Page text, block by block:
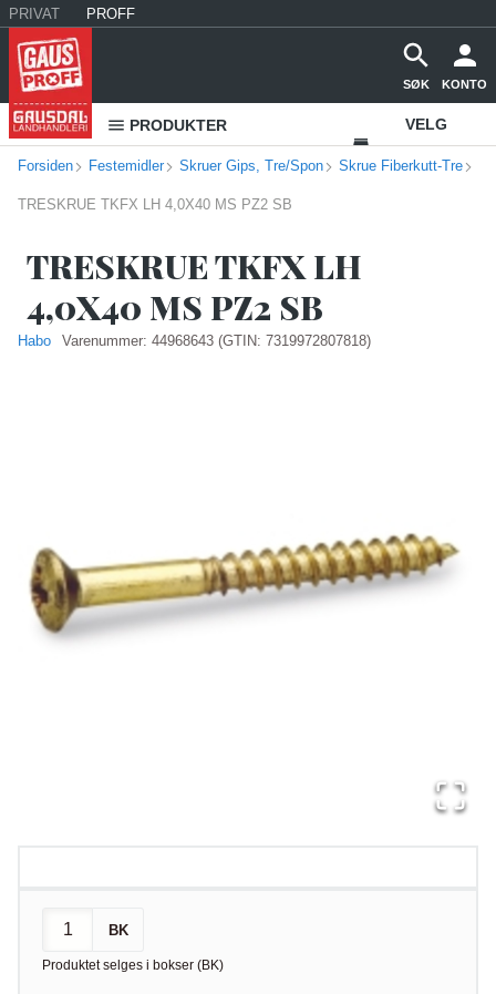
PRIVAT PROFF
SØK KONTO
PRODUKTER VELG
VAREHUS
Forsiden Festemidler Skruer Gips, Tre/Spon Skrue Fiberkutt-Tre
TRESKRUE TKFX LH 4,0X40 MS PZ2 SB
TRESKRUE TKFX LH
4,0X40 MS PZ2 SB
Habo Varenummer: 44968643 (GTIN: 7319972807818)
BK
Produktet selges i bokser (BK)